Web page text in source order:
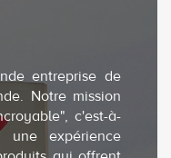
entreprise de
Notre mission
c'est-à-
expérience